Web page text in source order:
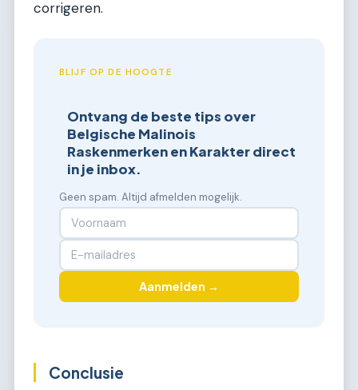
corrigeren.
BLIJF OP DE HOOGTE
Ontvang de beste tips over
Belgische Malinois
Raskenmerken en Karakter direct
in je inbox.
Geen spam. Altijd afmelden mogelijk.
Aanmelden →
Conclusie